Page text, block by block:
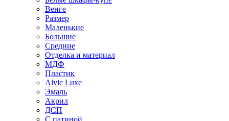
Венге
Размер
Маленькие
Большие
Средние
Отделка и материал
МДФ
Пластик
Alvic Luxe
Эмаль
Акрил
ДСП
С патиной